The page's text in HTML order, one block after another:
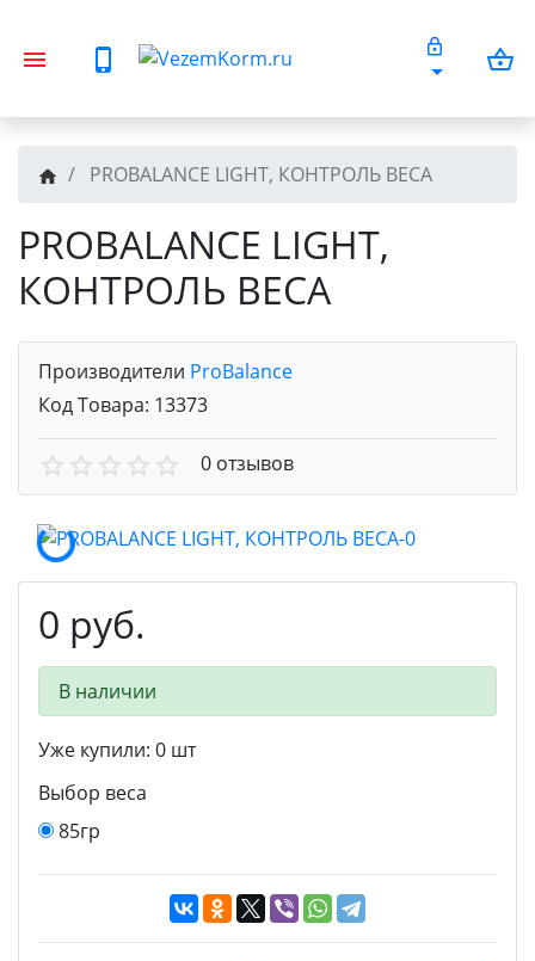
PROBALANCE LIGHT, КОНТРОЛЬ ВЕСА
PROBALANCE LIGHT,
КОНТРОЛЬ ВЕСА
Производители ProBalance
Код Товара: 13373
0 отзывов
0 руб.
В наличии
Уже купили: 0 шт
Выбор веса
85гр